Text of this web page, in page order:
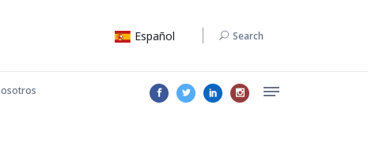
Español Search